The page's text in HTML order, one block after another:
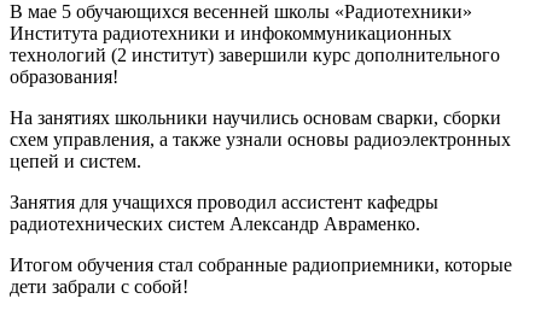
В мае 5 обучающихся весенней школы «Радиотехники»
Института радиотехники и инфокоммуникационных
технологий (2 институт) завершили курс дополнительного
образования!
На занятиях школьники научились основам сварки, сборки
схем управления, а также узнали основы радиоэлектронных
цепей и систем.
Занятия для учащихся проводил ассистент кафедры
радиотехнических систем Александр Авраменко.
Итогом обучения стал собранные радиоприемники, которые
дети забрали с собой!